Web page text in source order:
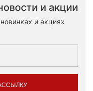
и акции
и акциях